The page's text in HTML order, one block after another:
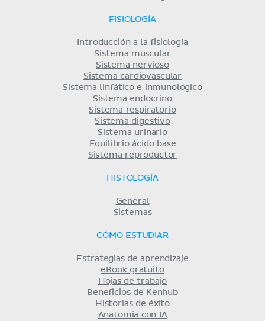
FISIOLOGÍA
Introducción a la fisiología
Sistema muscular
Sistema nervioso
Sistema cardiovascular
Sistema linfático e inmunológico
Sistema endocrino
Sistema respiratorio
Sistema digestivo
Sistema urinario
Equilibrio ácido base
Sistema reproductor
HISTOLOGÍA
General
Sistemas
CÓMO ESTUDIAR
Estrategias de aprendizaje
eBook gratuito
Hojas de trabajo
Beneficios de Kenhub
Historias de éxito
Anatomia con IA